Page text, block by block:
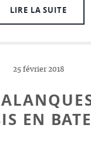
LIRE LA SUITE
25 février 2018
EN